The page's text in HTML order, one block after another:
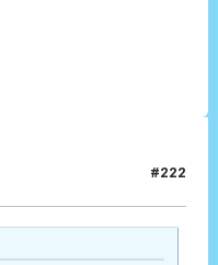
#222